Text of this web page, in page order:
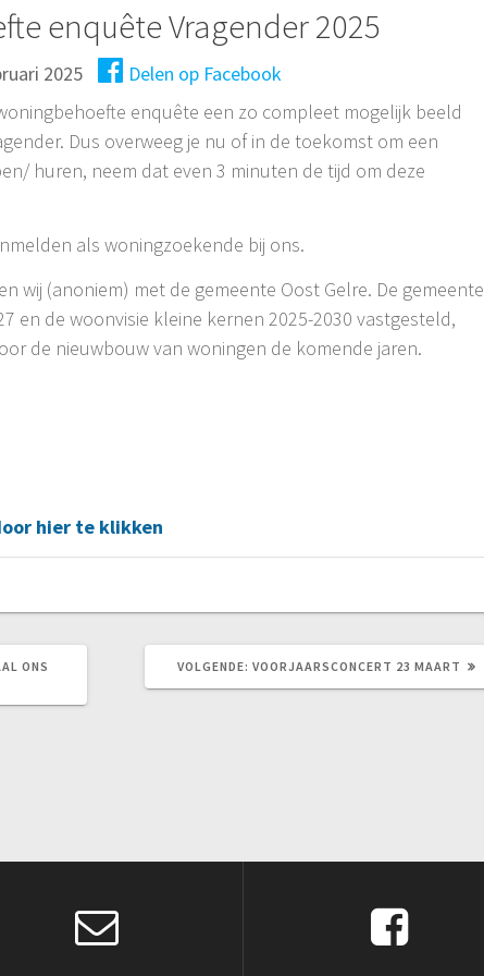
enquête Vragender 2025
2025
Delen op Facebook
enquête een zo compleet mogelijk beeld
Dus overweeg je nu of in de toekomst om een
huren, neem dat even 3 minuten de tijd om deze
als woningzoekende bij ons.
wij (anoniem) met de gemeente Oost Gelre. De gemeente
en de woonvisie kleine kernen 2025-2030 vastgesteld,
de nieuwbouw van woningen de komende jaren.
hier te klikken
ONS
VOLGENDE: VOLGEND
VOORJAARSCONCERT 23 MAART